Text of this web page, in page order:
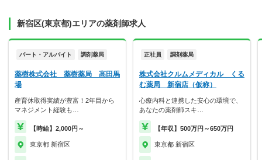
新宿区(東京都)エリアの薬剤師求人
パート・アルバイト 調剤薬局
薬樹株式会社 薬樹薬局 高田馬
場
産育休取得実績が豊富！2年目から
マネジメント経験も…
【時給】2,000円～
東京都 新宿区
正社員 調剤薬局
株式会社クルムメディカル くる
む薬局 新宿店（仮称）
心療内科と連携した安心の環境で、
あなたの薬剤師スキ…
【年収】500万円～650万円
東京都 新宿区